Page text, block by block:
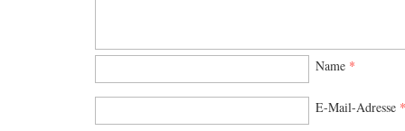
Name *
E-Mail-Adresse *